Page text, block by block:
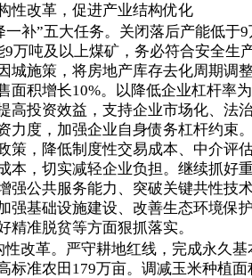
性改革，促进产业结构优化
补”五大任务。关闭落后产能低于9
万吨及以上煤矿，务必符合安全生
城施策，将房地产库存去化周期调
面积增长10%。以降低企业杠杆率
高投资效益，支持企业市场化、法
力度，加强企业自身债务杠杆约束
策，降低制度性交易成本、中介评
本，切实减轻企业负担。继续抓好
强公共服务能力、突破关键共性技
强基础设施建设、改善生态环境保
精准脱贫等方面狠抓落实。
改革。严守耕地红线，完成永久基
标准农田179万亩。调减玉米种植面